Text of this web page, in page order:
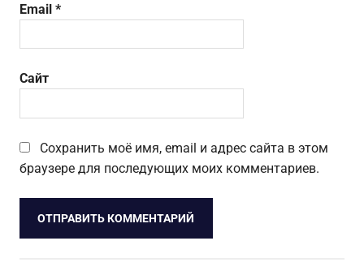
Email *
Сайт
Сохранить моё имя, email и адрес сайта в этом
браузере для последующих моих комментариев.